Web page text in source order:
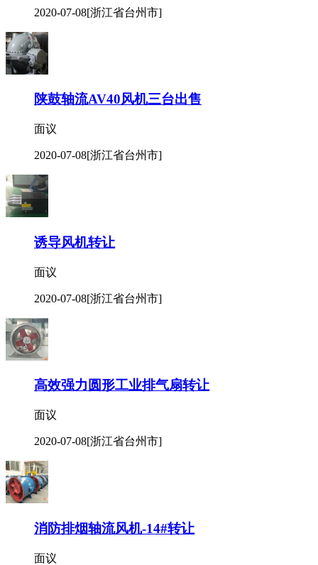
2020-07-08[浙江省台州市]
陕鼓轴流AV40风机三台出售
面议
2020-07-08[浙江省台州市]
诱导风机转让
面议
2020-07-08[浙江省台州市]
高效强力圆形工业排气扇转让
面议
2020-07-08[浙江省台州市]
消防排烟轴流风机-14#转让
面议